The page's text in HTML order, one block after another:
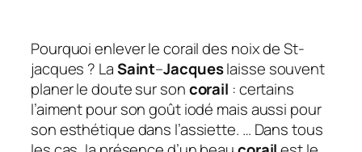
Pourquoi enlever le corail des noix de St-
jacques ? LaSaint–Jacqueslaisse souvent
planer le doute sur soncorail : certains
l’aiment pour son goût iodé mais aussi pour
son esthétique dans l’assiette. … Dans tous